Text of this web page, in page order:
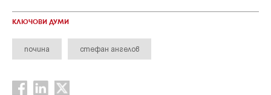
КЛЮЧОВИ ДУМИ
почина стефан ангелов